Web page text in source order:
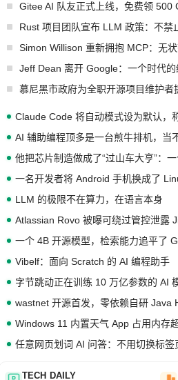
Gitee AI 队友正式上线，免费领 500
Simon Willison 重新拥抱 MCP：无
Jeff Dean 离开 Google：一个时代
慕尼黑市政府为全职开源项目维护者
AI 辅助编程顶多是一台煎牛排机，当
他把芯片制造做成了“过山车大亨”：
一名开发者将 Android 手机换成了
LLM 的极限不在算力，在语言本身
一个 4B 开源模型，检索能力追平了
Vibelf：面向 Scratch 的 AI 编程助手
字节跳动正在训练 10 万亿参数的 AI
Windows 11 内置天气 App 占用内存
任意网页划词 AI 问答：不用切换标签
TECH DAILY